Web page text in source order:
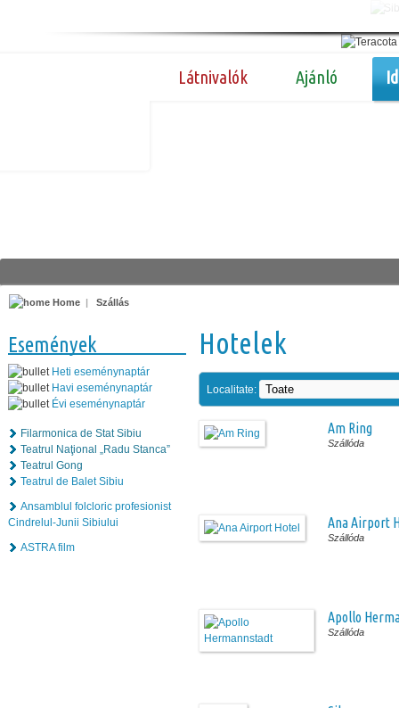
Látnivalók Ajánló
Home | Szállás
Események
Heti eseménynaptár
Havi eseménynaptár
Évi eseménynaptár
Filarmonica de Stat Sibiu
Teatrul Naţional „Radu Stanca”
Teatrul Gong
Teatrul de Balet Sibiu
Ansamblul folcloric profesionist
Cindrelul-Junii Sibiului
ASTRA film
Hotelek
Localitate:
Am Ring
Szállóda
Ana Airport
Szállóda
Apollo
Szállóda